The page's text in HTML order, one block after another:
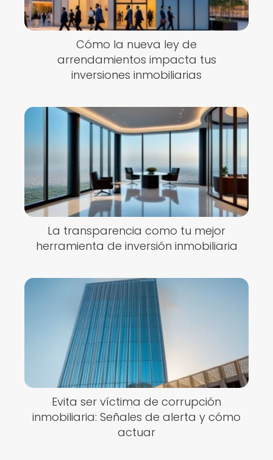
Cómo la nueva ley de
arrendamientos impacta tus
inversiones inmobiliarias
La transparencia como tu mejor
herramienta de inversión inmobiliaria
Evita ser víctima de corrupción
inmobiliaria: Señales de alerta y cómo
actuar